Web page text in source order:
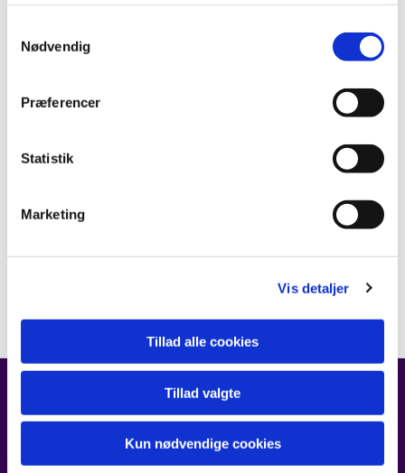
Nødvendig
Præferencer
Statistik
Marketing
Vis detaljer
Tillad alle cookies
Tillad valgte
Kun nødvendige cookies
FIND OS
Kirken i Ørestad